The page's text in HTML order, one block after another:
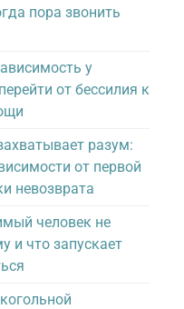
пора звонить
у
от бессилия к
разум:
от первой
невозврата
человек не
и что запускает